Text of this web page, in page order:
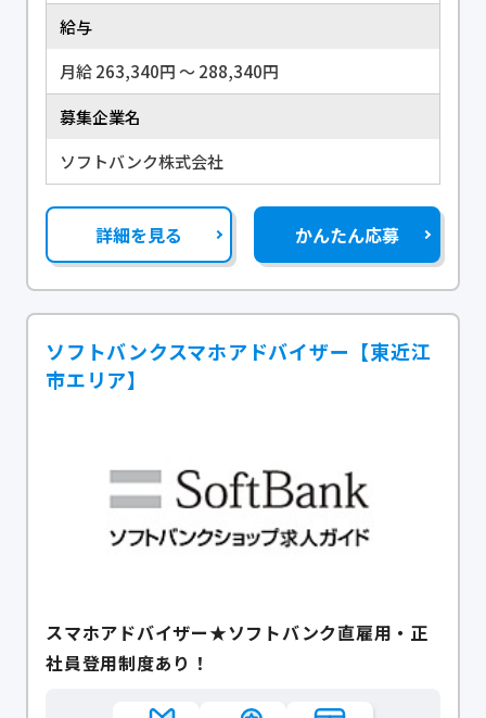
給与
月給 263,340円 〜 288,340円
募集企業名
ソフトバンク株式会社
詳細を見る かんたん応募
ソフトバンクスマホアドバイザー【東近江
市エリア】
スマホアドバイザー★ソフトバンク直雇用・正
社員登用制度あり！